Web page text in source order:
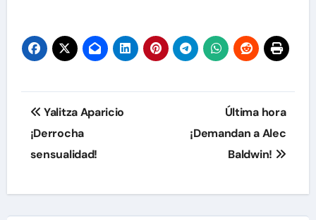
Navegación
de
entradas
Yalitza Aparicio
¡Derrocha
sensualidad!
Última hora
¡Demandan a Alec
Baldwin!